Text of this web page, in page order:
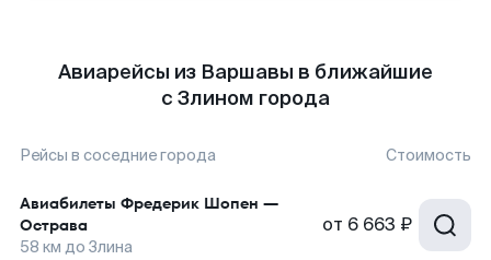
Авиарейсы из Варшавы в ближайшие
с Злином города
Рейсы в соседние города Стоимость
Авиабилеты Фредерик Шопен —
Острава
58 км до Злина
от 6 663 ₽